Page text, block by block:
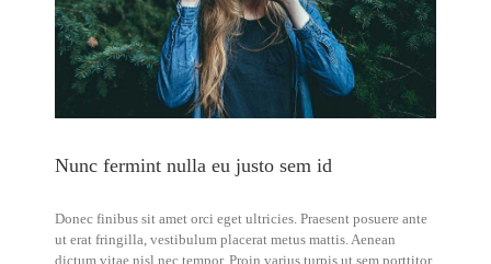
Nunc fermint nulla eu justo sem id
Donec finibus sit amet orci eget ultricies. Praesent posuere ante
ut erat fringilla, vestibulum placerat metus mattis. Aenean
dictum vitae nisl nec tempor. Proin varius turpis ut sem porttitor